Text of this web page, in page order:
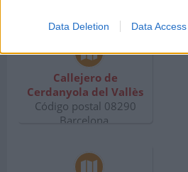
Data Deletion Data Access
Callejero de
Cerdanyola del Vallès
Código postal 08290
Barcelona.